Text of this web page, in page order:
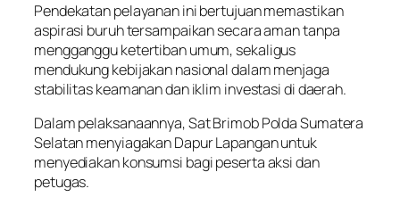
Pendekatan pelayanan ini bertujuan memastikan
aspirasi buruh tersampaikan secara aman tanpa
mengganggu ketertiban umum, sekaligus
mendukung kebijakan nasional dalam menjaga
stabilitas keamanan dan iklim investasi di daerah.
Dalam pelaksanaannya, Sat Brimob Polda Sumatera
Selatan menyiagakan Dapur Lapangan untuk
menyediakan konsumsi bagi peserta aksi dan
petugas.